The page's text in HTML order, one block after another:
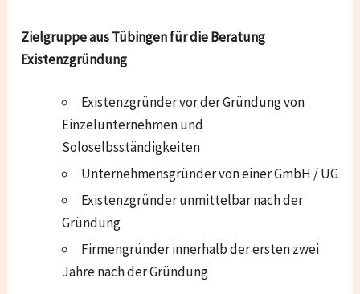
Zielgruppe aus Tübingen für die Beratung
Existenzgründung
Existenzgründer vor der Gründung von
Einzelunternehmen und
Soloselbsständigkeiten
Unternehmensgründer von einer GmbH / UG
Existenzgründer unmittelbar nach der
Gründung
Firmengründer innerhalb der ersten zwei
Jahre nach der Gründung